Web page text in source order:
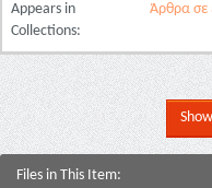
Appears in
Collections:
Άρθρα σε
Files in This Item: